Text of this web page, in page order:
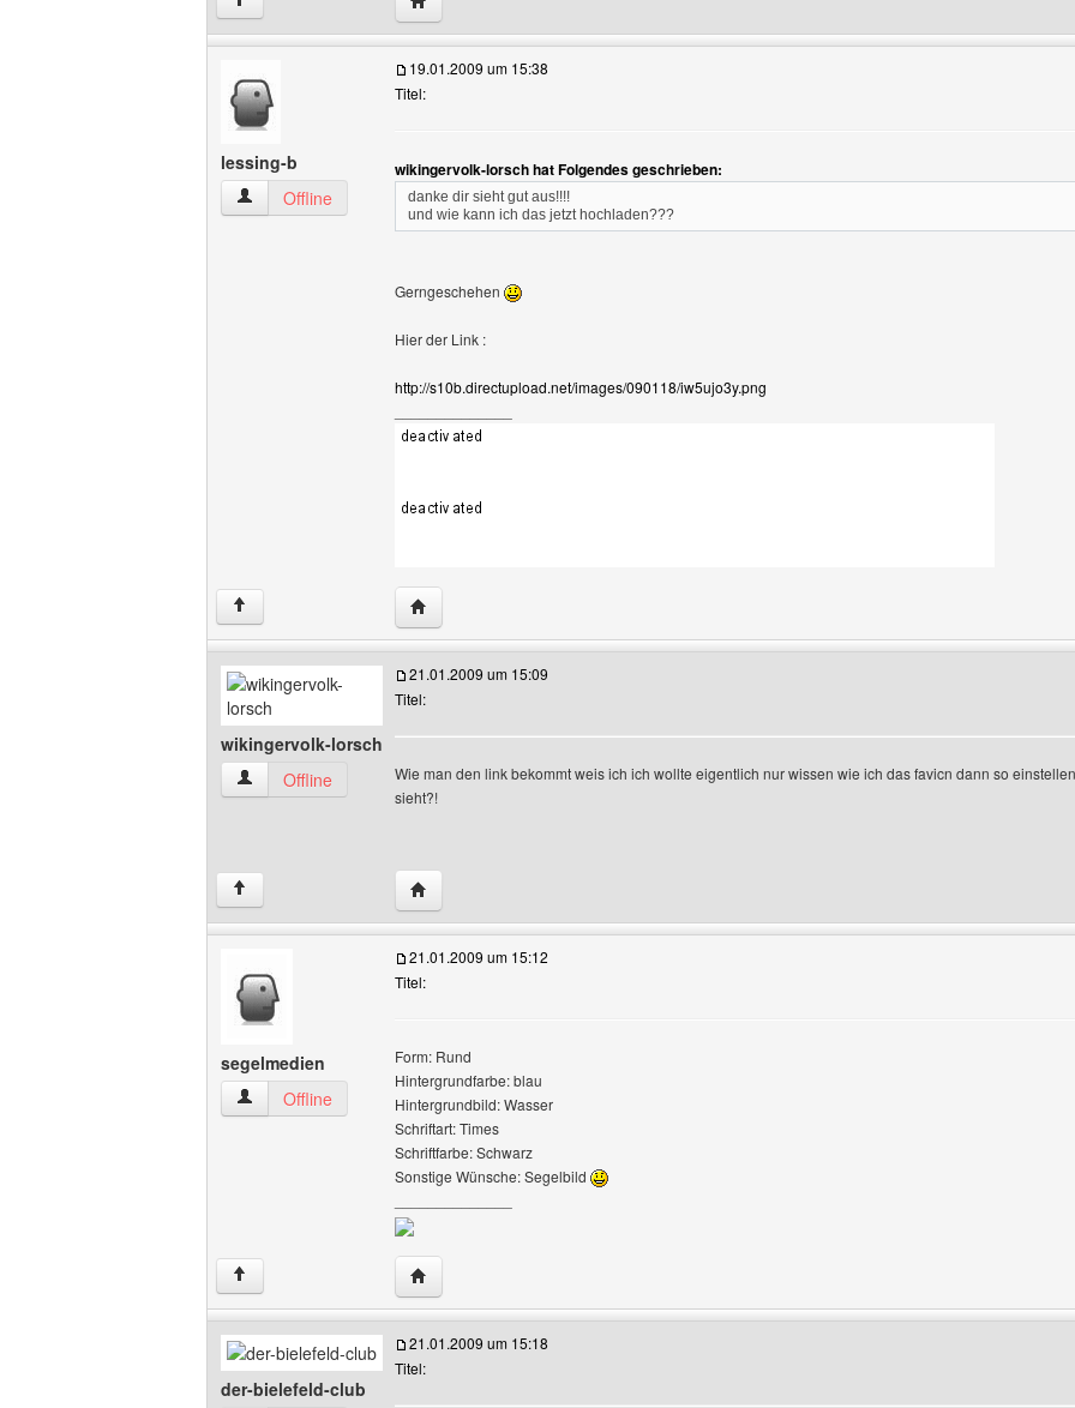
lessing-b
lessing-b Benutzer-Profile anzeigen
Offline
19.01.2009 um 15:38
Titel:
wikingervolk-lorsch hat Folgendes geschrieben:
danke dir sieht gut aus!!!!
und wie kann ich das jetzt hochladen???
Gerngeschehen
Hier der Link :
http://s10b.directupload.net/images/090118/iw5ujo3y.png
↑ Website dieses Benutzers besuchen: lessing-b
wikingervolk-lorsch
wikingervolk-lorsch Benutzer-Profile anzeigen
Offline
21.01.2009 um 15:09
Titel:
Wie man den link bekommt weis ich ich wollte eigentlich nur wissen wie ich das favicn dann so
sieht?!
↑ Website dieses Benutzers besuchen: wikingervolk-lorsch
segelmedien
segelmedien Benutzer-Profile anzeigen
Offline
21.01.2009 um 15:12
Titel:
Form: Rund
Hintergrundfarbe: blau
Hintergrundbild: Wasser
Schriftart: Times
Schriftfarbe: Schwarz
Sonstige Wünsche: Segelbild
↑ Website dieses Benutzers besuchen: segelmedien
der-bielefeld-club
21.01.2009 um 15:18
Titel: